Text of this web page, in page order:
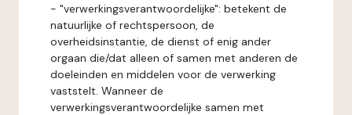
- "verwerkingsverantwoordelijke": betekent de
natuurlijke of rechtspersoon, de
overheidsinstantie, de dienst of enig ander
orgaan die/dat alleen of samen met anderen de
doeleinden en middelen voor de verwerking
vaststelt. Wanneer de
verwerkingsverantwoordelijke samen met